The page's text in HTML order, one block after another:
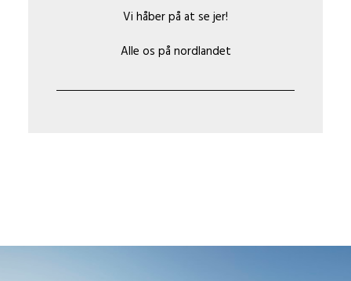
Vi håber på at se jer!
Alle os på nordlandet